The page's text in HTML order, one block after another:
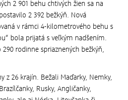
2 901 behu chtivých žien sa na
2 392 bežkýň. Nová
v rámci 4-kilometrového behu s
bola prijatá s veľkým nadšením.
rodinne spriaznených bežkýň,
z 26 krajín. Bežali Maďarky, Nemky,
Rusky, Angličanky,